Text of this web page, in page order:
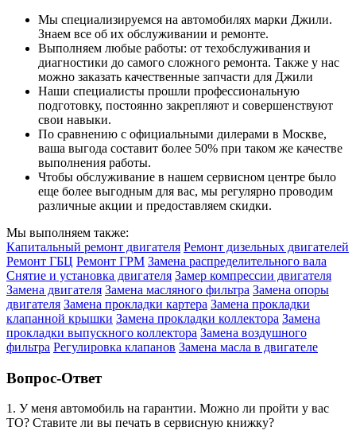
Мы специализируемся на автомобилях марки Джили.
Знаем все об их обслуживании и ремонте.
Выполняем любые работы: от техобслуживания и
диагностики до самого сложного ремонта. Также у нас
можно заказать качественные запчасти для Джили
Наши специалисты прошли профессиональную
подготовку, постоянно закрепляют и совершенствуют
свои навыки.
По сравнению с официальными дилерами в Москве,
ваша выгода составит более 50% при таком же качестве
выполнения работы.
Чтобы обслуживание в нашем сервисном центре было
еще более выгодным для вас, мы регулярно проводим
различные акции и предоставляем скидки.
Мы выполняем также:
Капитальный ремонт двигателя Ремонт дизельных двигателей
Ремонт ГБЦ Ремонт ГРМ Замена распределительного вала
Снятие и установка двигателя Замер компрессии двигателя
Замена двигателя Замена масляного фильтра Замена опоры
двигателя Замена прокладки картера Замена прокладки
клапанной крышки Замена прокладки коллектора Замена
прокладки выпускного коллектора Замена воздушного
фильтра Регулировка клапанов Замена масла в двигателе
Вопрос-Ответ
1. У меня автомобиль на гарантии. Можно ли пройти у вас
ТО? Ставите ли вы печать в сервисную книжку?